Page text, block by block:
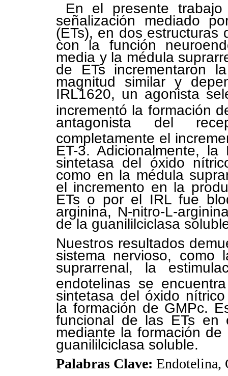
En el presente
señalización mediado
(ETs), en dos estructuras
con la función
media y la médula
de ETs incrementaron
magnitud similar y
IRL1620, un agonista
incrementó la formación
antagonista del
completamente el
ET-3. Adicionalmente,
sintetasa del óxido
como en la médula
el incremento en la
ETs o por el IRL fue
arginina, N-nitro-L-
de la guanililciclasa
Nuestros resultados
sistema nervioso, como
suprarrenal, la
endotelinas se
sintetasa del óxido
la formación de GMPc.
funcional de las ETs en
mediante la formación
guanililciclasa soluble.
Palabras Clave: Endotelina,